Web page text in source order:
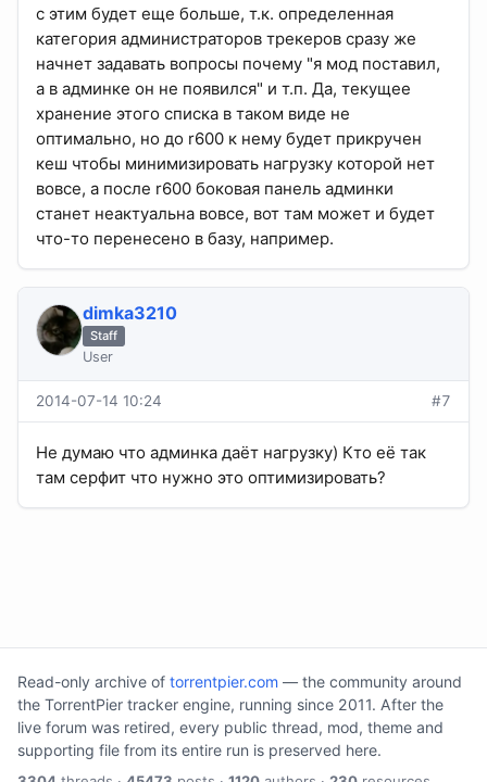
с этим будет еще больше, т.к. определенная
категория администраторов трекеров сразу же
начнет задавать вопросы почему "я мод поставил,
а в админке он не появился" и т.п. Да, текущее
хранение этого списка в таком виде не
оптимально, но до r600 к нему будет прикручен
кеш чтобы минимизировать нагрузку которой нет
вовсе, а после r600 боковая панель админки
станет неактуальна вовсе, вот там может и будет
что-то перенесено в базу, например.
dimka3210
Staff
User
2014-07-14 10:24 #7
Не думаю что админка даёт нагрузку) Кто её так
там серфит что нужно это оптимизировать?
Read-only archive of torrentpier.com — the community around
the TorrentPier tracker engine, running since 2011. After the
live forum was retired, every public thread, mod, theme and
supporting file from its entire run is preserved here.